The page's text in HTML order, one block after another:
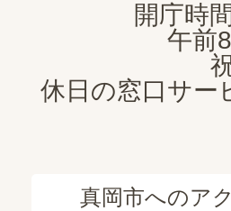
開庁時
午前
休日の窓口サー
真岡市へのア